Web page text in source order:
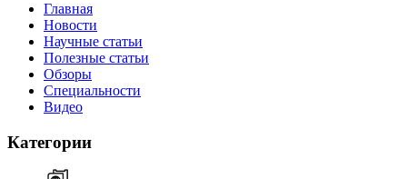
Главная
Новости
Научные статьи
Полезные статьи
Обзоры
Специальности
Видео
Категории